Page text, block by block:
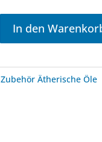
In den
Zubehör Ätherische Öle